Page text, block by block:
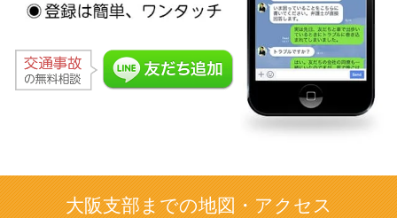
大阪支部までの地図・アクセス